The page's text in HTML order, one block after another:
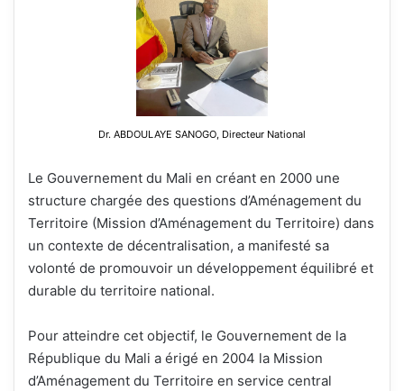
Dr. ABDOULAYE SANOGO, Directeur National
Le Gouvernement du Mali en créant en 2000 une
structure chargée des questions d’Aménagement du
Territoire (Mission d’Aménagement du Territoire) dans
un contexte de décentralisation, a manifesté sa
volonté de promouvoir un développement équilibré et
durable du territoire national.
Pour atteindre cet objectif, le Gouvernement de la
République du Mali a érigé en 2004 la Mission
d’Aménagement du Territoire en service central